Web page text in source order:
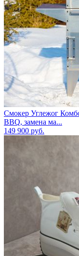
Смокер Углежог
BBQ, замена ма...
149 900 руб.